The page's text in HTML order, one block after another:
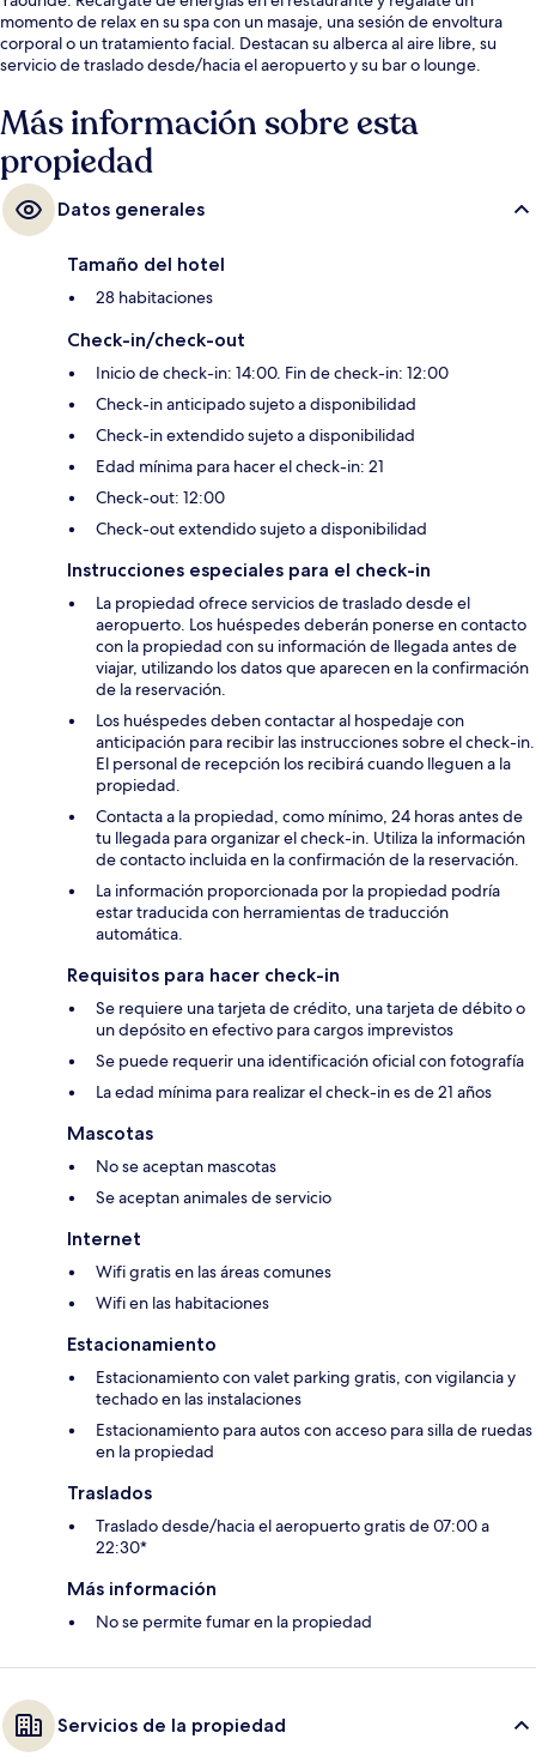
momento de relax en su spa con un masaje, una sesión de envoltura
corporal o un tratamiento facial. Destacan su alberca al aire libre, su
servicio de traslado desde/hacia el aeropuerto y su bar o lounge.
Más información sobre esta
propiedad
Datos generales
Tamaño del hotel
28 habitaciones
Check-in/check-out
Inicio de check-in: 14:00. Fin de check-in: 12:00
Check-in anticipado sujeto a disponibilidad
Check-in extendido sujeto a disponibilidad
Edad mínima para hacer el check-in: 21
Check-out: 12:00
Check-out extendido sujeto a disponibilidad
Instrucciones especiales para el check-in
La propiedad ofrece servicios de traslado desde el
aeropuerto. Los huéspedes deberán ponerse en contacto
con la propiedad con su información de llegada antes de
viajar, utilizando los datos que aparecen en la confirmación
de la reservación.
Los huéspedes deben contactar al hospedaje con
anticipación para recibir las instrucciones sobre el check-in.
El personal de recepción los recibirá cuando lleguen a la
propiedad.
Contacta a la propiedad, como mínimo, 24 horas antes de
tu llegada para organizar el check-in. Utiliza la información
de contacto incluida en la confirmación de la reservación.
La información proporcionada por la propiedad podría
estar traducida con herramientas de traducción
automática.
Requisitos para hacer check-in
Se requiere una tarjeta de crédito, una tarjeta de débito o
un depósito en efectivo para cargos imprevistos
Se puede requerir una identificación oficial con fotografía
La edad mínima para realizar el check-in es de 21 años
Mascotas
No se aceptan mascotas
Se aceptan animales de servicio
Internet
Wifi gratis en las áreas comunes
Wifi en las habitaciones
Estacionamiento
Estacionamiento con valet parking gratis, con vigilancia y
techado en las instalaciones
Estacionamiento para autos con acceso para silla de ruedas
en la propiedad
Traslados
Traslado desde/hacia el aeropuerto gratis de 07:00 a
22:30*
Más información
No se permite fumar en la propiedad
Servicios de la propiedad